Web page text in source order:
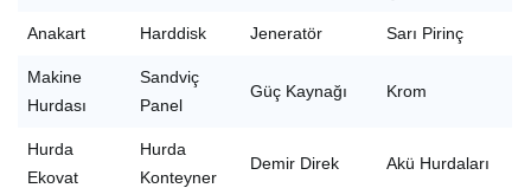
Anakart Harddisk Jeneratör Sarı Pirinç
Makine
Hurdası
Sandviç
Panel
Güç Kaynağı Krom
Hurda
Ekovat
Hurda
Konteyner
Demir Direk Akü Hurdaları